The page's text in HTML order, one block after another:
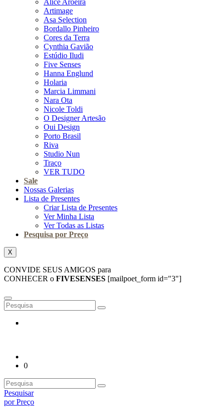
Alice Aroeira
Artimage
Asa Selection
Bordallo Pinheiro
Cores da Terra
Cynthia Gavião
Estúdio Iludi
Five Senses
Hanna Englund
Holaria
Marcia Limmani
Nara Ota
Nicole Toldi
O Designer Artesão
Oui Design
Porto Brasil
Riva
Studio Nun
Traço
VER TUDO
Sale
Nossas Galerias
Lista de Presentes
Criar Lista de Presentes
Ver Minha Lista
Ver Todas as Listas
Pesquisa por Preço
X
CONVIDE SEUS AMIGOS para
CONHECER o FIVESENSES [mailpoet_form id="3"]
0
Pesquisar
por Preço